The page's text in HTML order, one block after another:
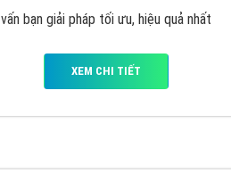
vấn bạn giải pháp tối ưu, hiệu quả nhất
XEM CHI TIẾT